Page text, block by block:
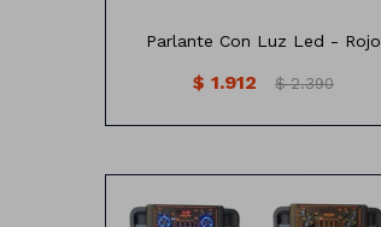
Parlante Con Luz Led - Rojo
$ 1.912 $ 2.390
Parlante pro